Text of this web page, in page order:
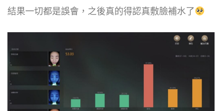
結果一切都是誤會，之後真的得認真敷臉補水了